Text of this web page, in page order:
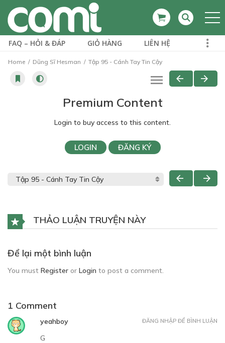
FAQ – HỎI & ĐÁP GIỎ HÀNG LIÊN HỆ
Home Dũng Sĩ Hesman Tập 95 - Cánh Tay Tin Cậy
Premium Content
Login to buy access to this content.
LOGIN ĐĂNG KÝ
THẢO LUẬN TRUYỆN NÀY
Để lại một bình luận
You must Register or Login to post a comment.
1 Comment
yeahboy
G
ĐĂNG NHẬP ĐỂ BÌNH LUẬN